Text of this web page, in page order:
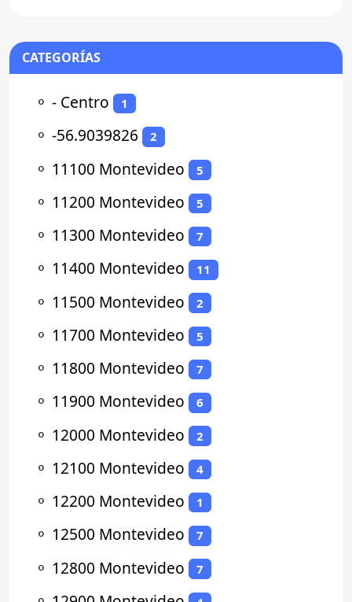
CATEGORÍAS
⚬ - Centro 1
⚬ -56.9039826 2
⚬ 11100 Montevideo 5
⚬ 11200 Montevideo 5
⚬ 11300 Montevideo 7
⚬ 11400 Montevideo 11
⚬ 11500 Montevideo 2
⚬ 11700 Montevideo 5
⚬ 11800 Montevideo 7
⚬ 11900 Montevideo 6
⚬ 12000 Montevideo 2
⚬ 12100 Montevideo 4
⚬ 12200 Montevideo 1
⚬ 12500 Montevideo 7
⚬ 12800 Montevideo 7